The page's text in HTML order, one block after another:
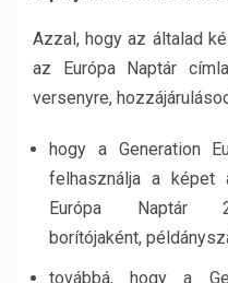
Azzal, hogy az általad
az Európa Naptár
versenyre,
hogy a Generation
felhasználja a képet
Európa Naptár
borítójaként,
továbbá, hogy a